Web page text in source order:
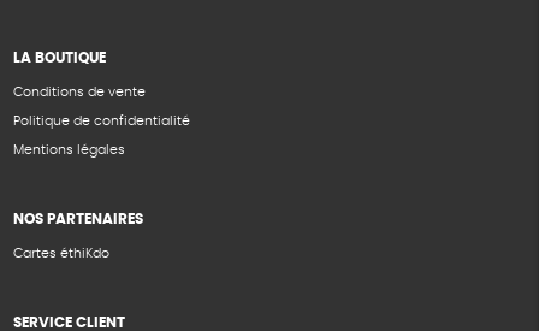
LA BOUTIQUE
Conditions de vente
Politique de confidentialité
Mentions légales
NOS PARTENAIRES
Cartes éthiKdo
SERVICE CLIENT